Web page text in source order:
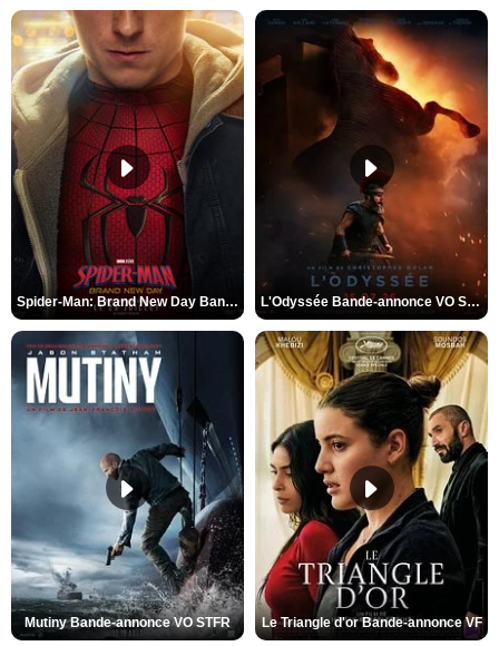
Spider-Man: Brand New Day Bande-annonce VO STFR L'Odyssée Bande-annonce VO STFR
Mutiny Bande-annonce VO STFR Le Triangle d'or Bande-annonce VF